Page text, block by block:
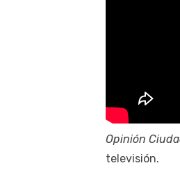
Opinión
televisión.